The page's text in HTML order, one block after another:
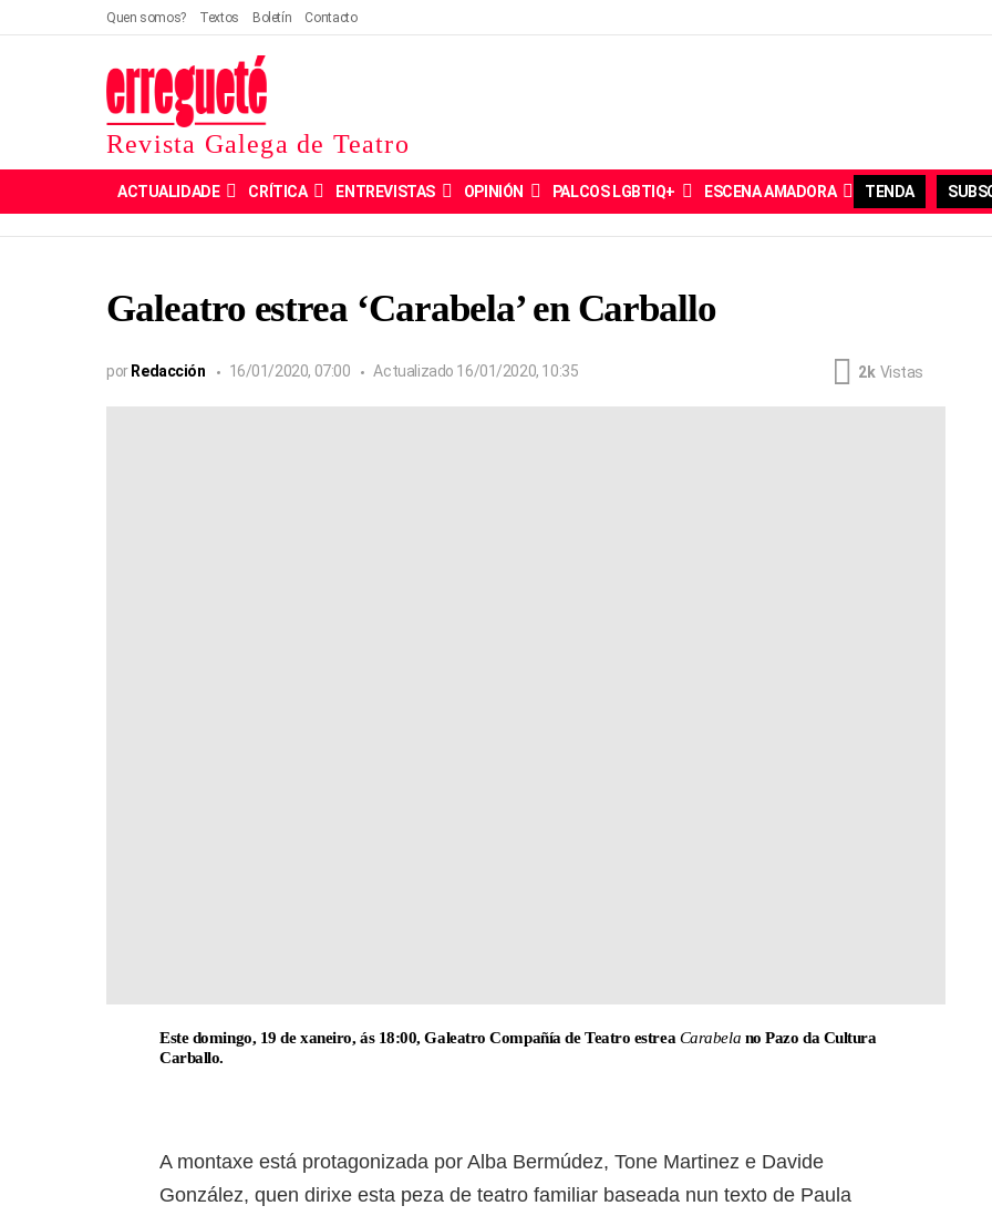
Quen somos? Textos Boletín Contacto
Revista Galega de Teatro
ACTUALIDADE CRÍTICA ENTREVISTAS OPINIÓN PALCOS LGBTIQ+ ESCENA AMADORA TENDA
Galeatro estrea ‘Carabela’ en Carballo
por Redacción 16/01/2020, 07:00 Actualizado 16/01/2020, 10:35 2k Vistas
Este domingo, 19 de xaneiro, ás 18:00, Galeatro Compañía de Teatro estreaCarabela no Pazo da Cultura
Carballo.
A montaxe está protagonizada por Alba Bermúdez, Tone Martinez e Davide
González, quen dirixe esta peza de teatro familiar baseada nun texto de Paula